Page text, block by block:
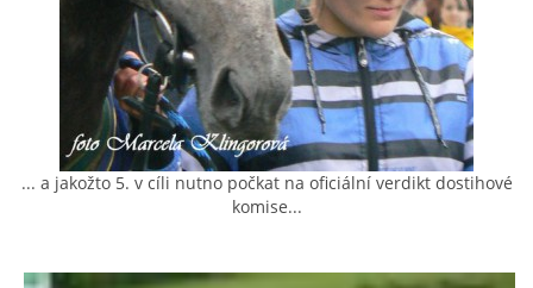
© 2026 eStránky.cz
... a jakožto 5. v cíli nutno počkat na oficiální verdikt dostihové
komise...